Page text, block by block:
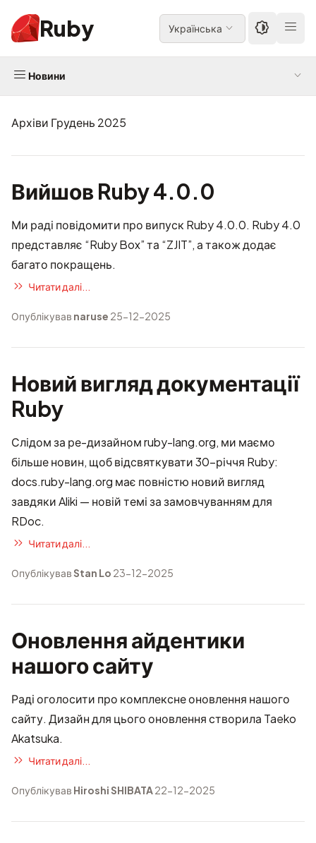
Ruby Українська
Новини
Архіви Грудень 2025
Вийшов Ruby 4.0.0
Ми раді повідомити про випуск Ruby 4.0.0. Ruby 4.0
представляє “Ruby Box” та “ZJIT”, а також додає
багато покращень.
Читати далі...
Опублікував naruse 25-12-2025
Новий вигляд документації
Ruby
Слідом за ре-дизайном ruby-lang.org, ми маємо
більше новин, щоб відсвяткувати 30-річчя Ruby:
docs.ruby-lang.org має повністю новий вигляд
завдяки Aliki — новій темі за замовчуванням для
RDoc.
Читати далі...
ОпублікувавStan Lo 23-12-2025
Оновлення айдентики
нашого сайту
Раді оголосити про комплексне оновлення нашого
сайту. Дизайн для цього оновлення створила Taeko
Akatsuka.
Читати далі...
Опублікував Hiroshi SHIBATA22-12-2025